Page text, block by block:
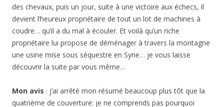
des chevaux, puis un jour, suite à une victoire aux échecs, il
devient l’heureux propriétaire de tout un lot de machines à
coudre… qu’il a du mal à écouler. Et voilà qu’un riche
propriétaire lui propose de déménager à travers la montagne
une usine mise sous séquestre en Syrie… je vous laisse
découvrir la suite par vous même…
Mon avis : j’ai arrêté mon résumé beaucoup plus tôt que la
quatrième de couverture: je ne comprends pas pourquoi